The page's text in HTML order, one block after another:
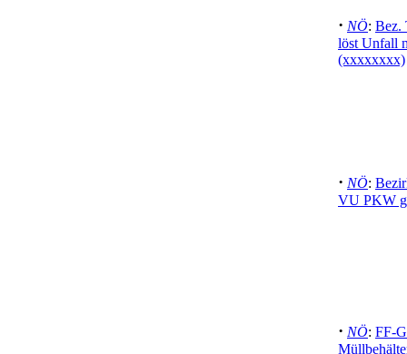
· NÖ: Bez.
löst Unfall
(xxxxxxxx)
· NÖ:
VU PKW
· NÖ: FF-